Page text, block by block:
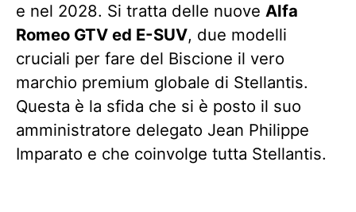
e nel 2028. Si tratta delle nuove Alfa
Romeo GTV ed E-SUV, due modelli
cruciali per fare del Biscione il vero
marchio premium globale di Stellantis.
Questa è la sfida che si è posto il suo
amministratore delegato Jean Philippe
Imparato e che coinvolge tutta Stellantis.